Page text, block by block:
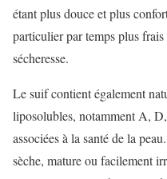
étant plus douce et plus
particulier par temps plus
sécheresse.
Le suif contient également
liposolubles, notamment A,
associées à la santé de la
sèche, mature ou facilement